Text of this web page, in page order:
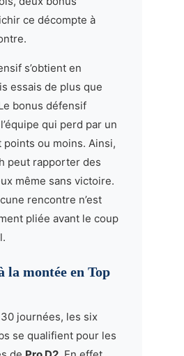
ce décompte à
s’obtient en
essais de plus que
bonus défensif
qui perd par un
ou moins. Ainsi,
peut rapporter des
même sans victoire.
rencontre n’est
pliée avant le coup
la montée en Top
30 journées, les six
se qualifient pour les